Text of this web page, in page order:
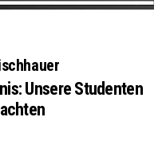
Unsere Studenten